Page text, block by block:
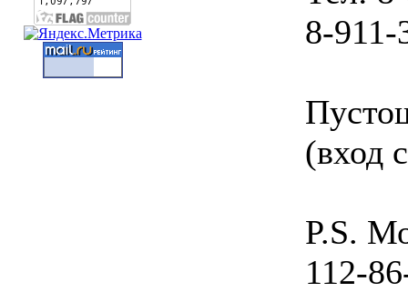
8-911-
(вход
P.S.
112-